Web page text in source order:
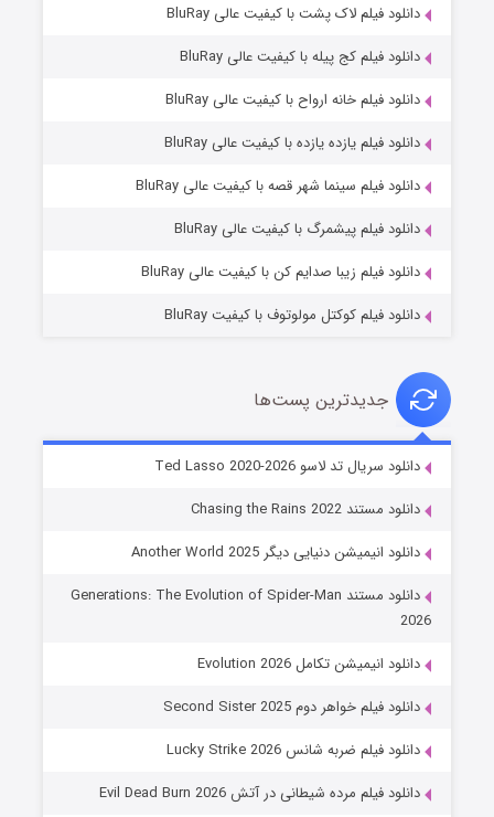
خاندان اژدها فصل ۳
جادوگری در مغولستان
دانلود فیلم لاک پشت با کیفیت عالی BluRay
دانلود فیلم کج‌ پیله با کیفیت عالی BluRay
دانلود فیلم خانه ارواح با کیفیت عالی BluRay
دانلود فیلم یازده یازده با کیفیت عالی BluRay
دانلود فیلم سینما شهر قصه با کیفیت عالی BluRay
دانلود فیلم پیشمرگ با کیفیت عالی BluRay
دانلود فیلم زیبا صدایم کن با کیفیت عالی BluRay
دانلود فیلم کوکتل مولوتوف با کیفیت BluRay
جدیدترین پست‌ها
دانلود سریال تد لاسو Ted Lasso 2020-2026
دانلود مستند Chasing the Rains 2022
دانلود انیمیشن دنیایی دیگر Another World 2025
دانلود مستند Generations: The Evolution of Spider-Man
2026
دانلود انیمیشن تکامل Evolution 2026
دانلود فیلم خواهر دوم Second Sister 2025
دانلود فیلم ضربه شانس Lucky Strike 2026
دانلود فیلم مرده شیطانی در آتش Evil Dead Burn 2026